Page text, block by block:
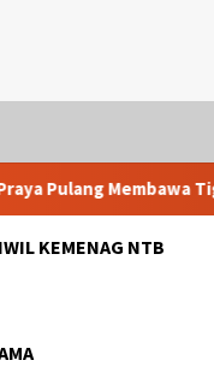
Membawa Tiga Medali
KEMENAG NTB